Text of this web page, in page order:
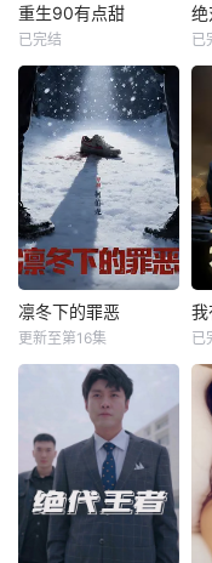
重生90有点甜
已完结
绝
已
凛冬下的罪恶
更新至第16集 已